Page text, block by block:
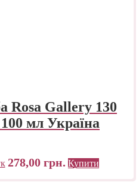
Rosa Gallery 130
мл Україна
278,00 грн. Купити